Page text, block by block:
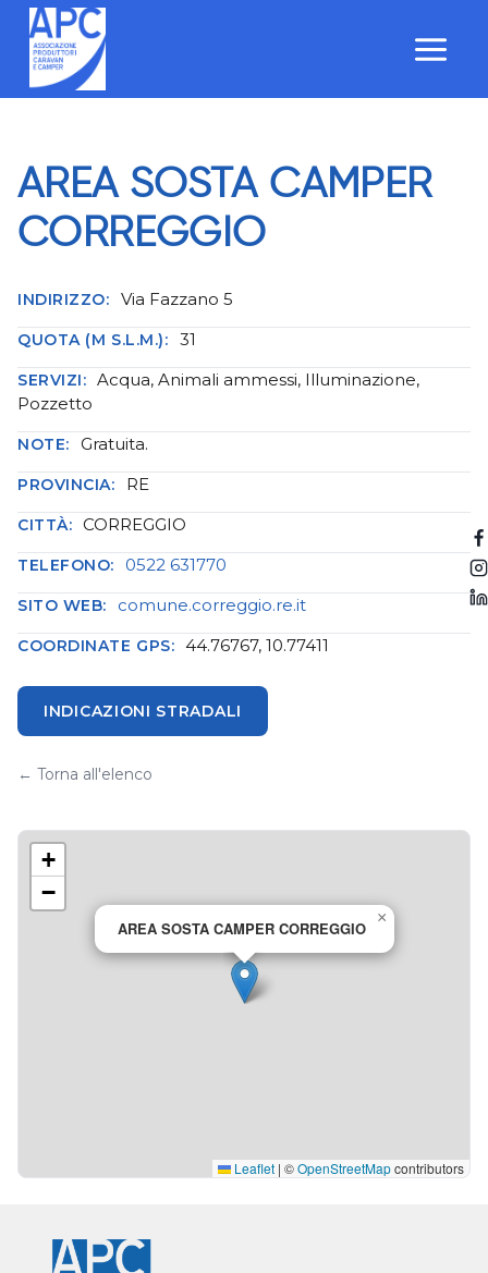
Salta
contenuto
AREA SOSTA CAMPER
CORREGGIO
INDIRIZZO: Via Fazzano 5
QUOTA (M S.L.M.): 31
SERVIZI: Acqua, Animali ammessi, Illuminazione,
Pozzetto
NOTE: Gratuita.
PROVINCIA: RE
CITTÀ: CORREGGIO
TELEFONO: 0522 631770
SITO WEB: comune.correggio.re.it
COORDINATE GPS: 44.76767, 10.77411
INDICAZIONI STRADALI
← Torna all'elenco
AREA SOSTA CAMPER CORREGGIO
×
+
−
Leaflet | ©OpenStreetMapcontributors